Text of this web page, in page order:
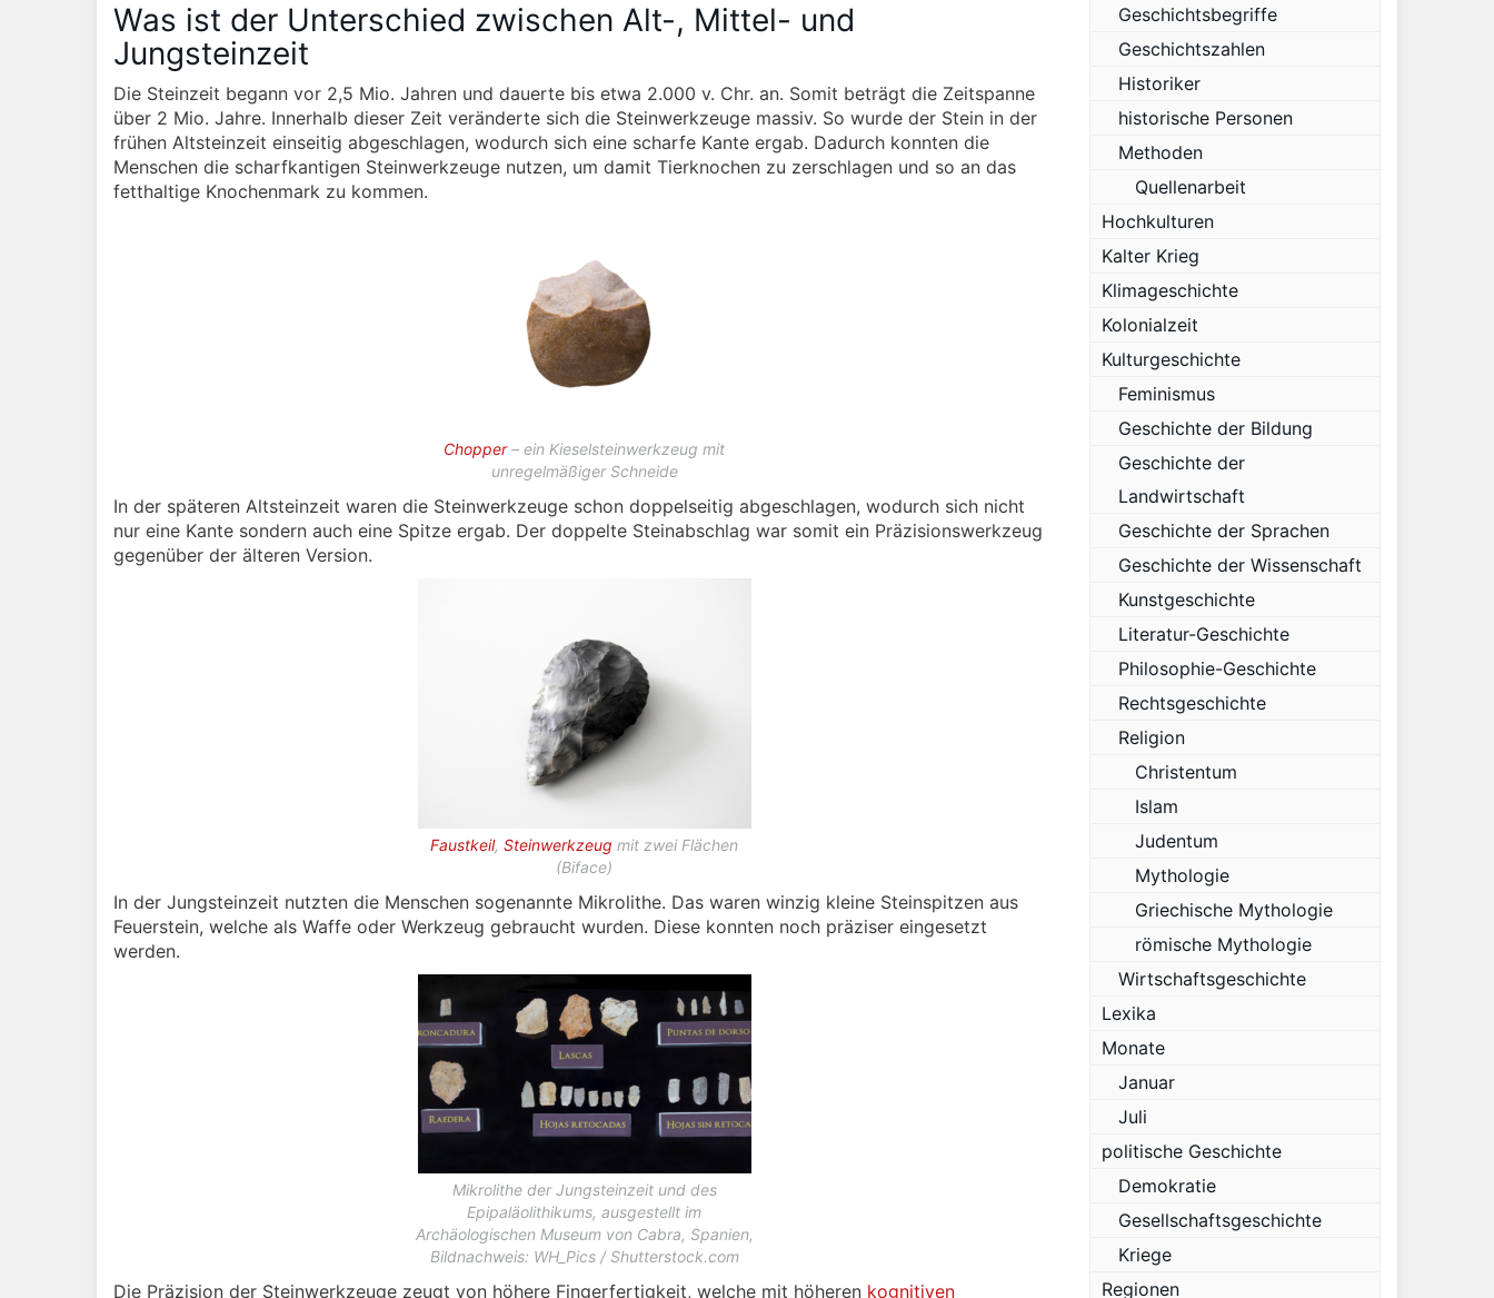
Was ist der Unterschied zwischen Alt-, Mittel- und
Jungsteinzeit
Die Steinzeit begann vor 2,5 Mio. Jahren und dauerte bis etwa 2.000 v. Chr. an. Somit beträgt die Zeitspanne
über 2 Mio. Jahre. Innerhalb dieser Zeit veränderte sich die Steinwerkzeuge massiv. So wurde der Stein in der
frühen Altsteinzeit einseitig abgeschlagen, wodurch sich eine scharfe Kante ergab. Dadurch konnten die
Menschen die scharfkantigen Steinwerkzeuge nutzen, um damit Tierknochen zu zerschlagen und so an das
fetthaltige Knochenmark zu kommen.
Chopper– ein Kieselsteinwerkzeug mit
unregelmäßiger Schneide
In der späteren Altsteinzeit waren die Steinwerkzeuge schon doppelseitig abgeschlagen, wodurch sich nicht
nur eine Kante sondern auch eine Spitze ergab. Der doppelte Steinabschlag war somit ein Präzisionswerkzeug
gegenüber der älteren Version.
Faustkeil,Steinwerkzeug mit zwei Flächen
(Biface)
In der Jungsteinzeit nutzten die Menschen sogenannte Mikrolithe. Das waren winzig kleine Steinspitzen aus
Feuerstein, welche als Waffe oder Werkzeug gebraucht wurden. Diese konnten noch präziser eingesetzt
werden.
Mikrolithe der Jungsteinzeit und des
Epipaläolithikums, ausgestellt im
Archäologischen Museum von Cabra, Spanien,
Bildnachweis: WH_Pics / Shutterstock.com
Die Präzision der Steinwerkzeuge zeugt von höhere Fingerfertigkeit, welche mit höheren kognitiven
Geschichtsbegriffe
Geschichtszahlen
Historiker
historische Personen
Methoden
Quellenarbeit
Hochkulturen
Kalter Krieg
Klimageschichte
Kolonialzeit
Kulturgeschichte
Feminismus
Geschichte der Bildung
Geschichte der
Landwirtschaft
Geschichte der Sprachen
Geschichte der Wissenschaft
Kunstgeschichte
Literatur-Geschichte
Philosophie-Geschichte
Rechtsgeschichte
Religion
Christentum
Islam
Judentum
Mythologie
Griechische Mythologie
römische Mythologie
Wirtschaftsgeschichte
Lexika
Monate
Januar
Juli
politische Geschichte
Demokratie
Gesellschaftsgeschichte
Kriege
Regionen